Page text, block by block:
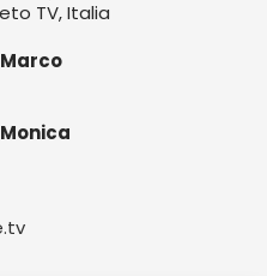
TV, Italia
Opens